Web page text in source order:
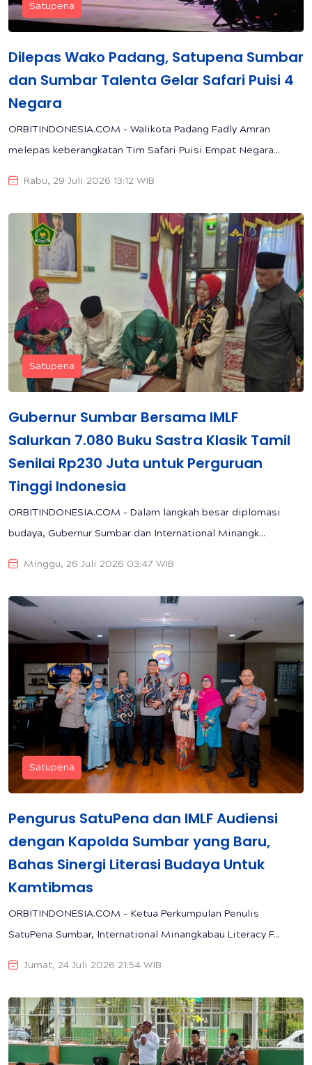
Satupena
Dilepas Wako Padang, Satupena Sumbar
dan Sumbar Talenta Gelar Safari Puisi 4
Negara
ORBITINDONESIA.COM - Walikota Padang Fadly Amran
melepas keberangkatan Tim Safari Puisi Empat Negara...
Rabu, 29 Juli 2026 13:12 WIB
Satupena
Gubernur Sumbar Bersama IMLF
Salurkan 7.080 Buku Sastra Klasik Tamil
Senilai Rp230 Juta untuk Perguruan
Tinggi Indonesia
ORBITINDONESIA.COM - Dalam langkah besar diplomasi
budaya, Gubernur Sumbar dan International Minangk...
Minggu, 26 Juli 2026 03:47 WIB
Satupena
Pengurus SatuPena dan IMLF Audiensi
dengan Kapolda Sumbar yang Baru,
Bahas Sinergi Literasi Budaya Untuk
Kamtibmas
ORBITINDONESIA.COM - Ketua Perkumpulan Penulis
SatuPena Sumbar, International Minangkabau Literacy F...
Jumat, 24 Juli 2026 21:54 WIB